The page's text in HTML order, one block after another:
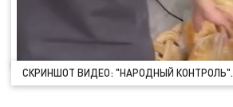
СКРИНШОТ ВИДЕО: "НАРОДНЫЙ КОНТРОЛЬ".